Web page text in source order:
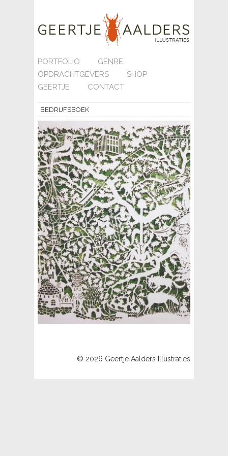
PORTFOLIO
GENRE
OPDRACHTGEVERS
SHOP
GEERTJE
CONTACT
BEDRIJFSBOEK
© 2026 Geertje Aalders Illustraties